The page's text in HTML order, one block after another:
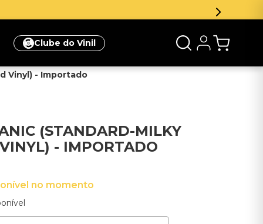
se na newsletter e ganhe 5% de desconto na sua
Clube do Vinil
Vinyl) - Importado
(STANDARD-MILKY
- IMPORTADO
no momento